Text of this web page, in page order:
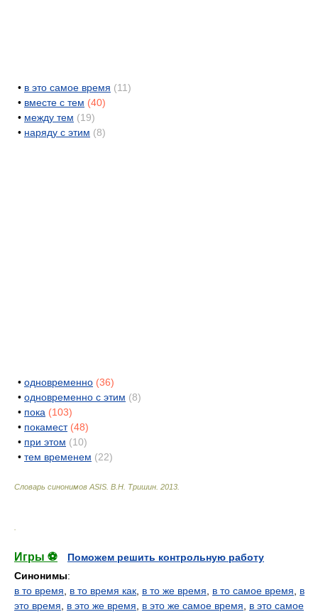
• в это самое время (11)
• вместе с тем (40)
• между тем (19)
• наряду с этим (8)
• одновременно (36)
• одновременно с этим (8)
• пока (103)
• покамест (48)
• при этом (10)
• тем временем (22)
Словарь синонимов ASIS. В.Н. Тришин 2013
Игры ⚽
Поможем решить контрольную работу
Синонимы:
в то время
в то время как в то же время в то самое время
в
это время
в это же время в это же самое время в это самое